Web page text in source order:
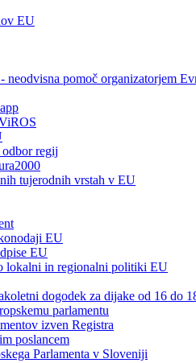
EU
neodvisna pomoč organizatorjem
regij
tujerodnih vrstah v EU
EU
EU
lokalni in regionalni politiki EU
dogodek za dijake od 16 do
parlamentu
izven Registra
poslancem
Parlamenta v Sloveniji